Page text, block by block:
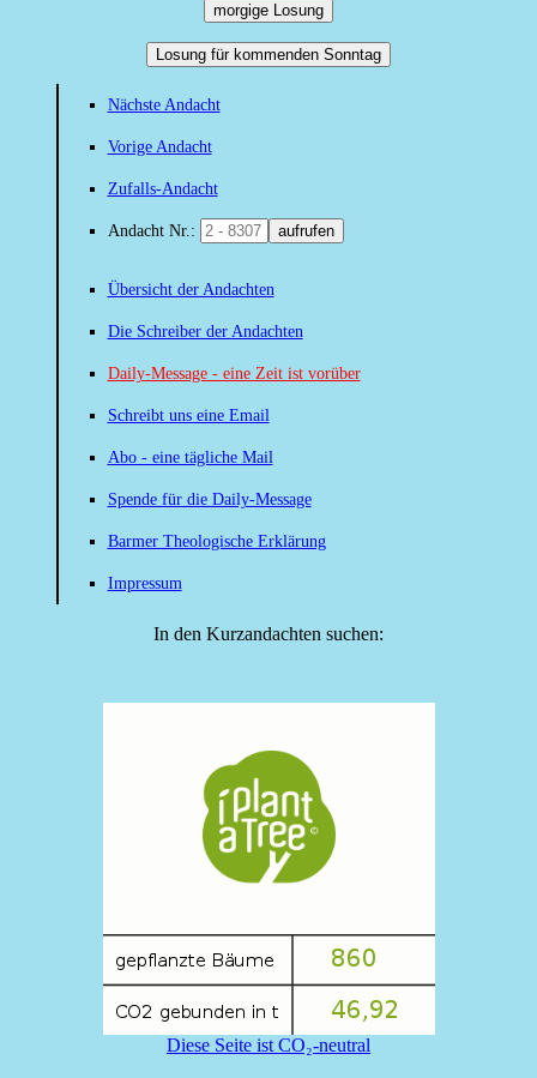
morgige Losung
Losung für kommenden Sonntag
Nächste Andacht
Vorige Andacht
Zufalls-Andacht
Andacht Nr.: aufrufen
Übersicht der Andachten
Die Schreiber der Andachten
Daily-Message - eine Zeit ist vorüber
Schreibt uns eine Email
Abo - eine tägliche Mail
Spende für die Daily-Message
Barmer Theologische Erklärung
Impressum
In den Kurzandachten suchen:
Diese Seite ist CO₂-neutral